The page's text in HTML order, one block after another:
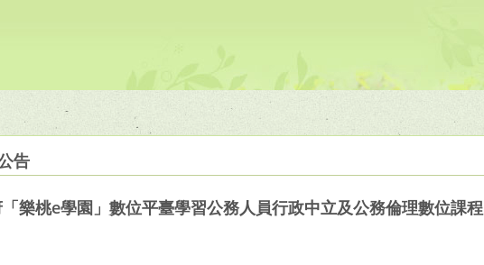
告
樂桃e學園」數位平臺學習公務人員行政中立及公務倫理數位課程